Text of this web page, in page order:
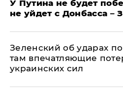
У Путина не будет
не уйдет с Донбасса –
Зеленский об ударах
там впечатляющие
украинских сил